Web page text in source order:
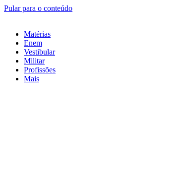
Pular para o conteúdo
Matérias
Enem
Vestibular
Militar
Profissões
Mais